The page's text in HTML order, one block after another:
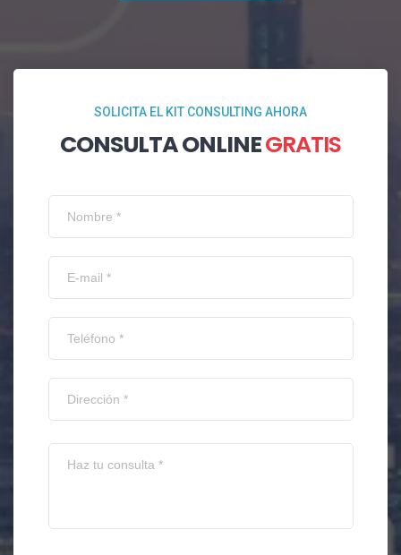
SOLICITA EL KIT CONSULTING AHORA
CONSULTA ONLINEGRATIS